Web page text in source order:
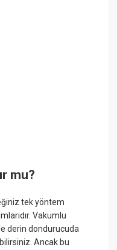
mu?
tek yöntem
Vakumlu
derin dondurucuda
Ancak bu